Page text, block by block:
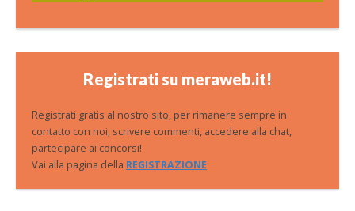
Registrati su meraweb.it!
Registrati gratis al nostro sito, per rimanere sempre in
contatto con noi, scrivere commenti, accedere alla chat,
partecipare ai concorsi!
Vai alla pagina della REGISTRAZIONE